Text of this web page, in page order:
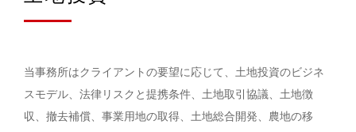
当事務所はクライアントの要望に応じて、土地投資のビジネ
スモデル、法律リスクと提携条件、土地取引協議、土地徴
収、撤去補償、事業用地の取得、土地総合開発、農地の移